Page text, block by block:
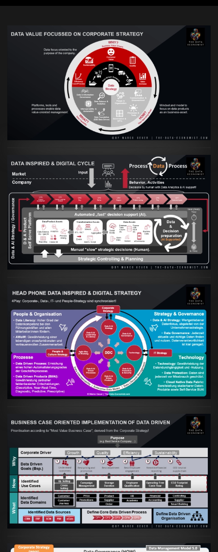
VIEW
Artikel:Prozesse und Daten müssen Hand
in Hand gehen
VIEW
Artikel:Kennst Du schon die "Head Phone
Data Driven Strategy"?
VIEW
Artikel:
Business Case orientierte
Etablierung einer Data Driven Company
VIEW